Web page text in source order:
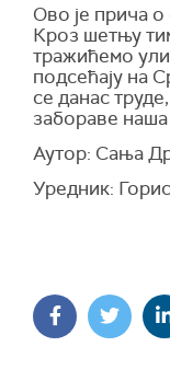
Ово је прича
Кроз шетњут
тражићемо
подсећају на
се данас
забораве наша
Аутор: Сања
Уредник: